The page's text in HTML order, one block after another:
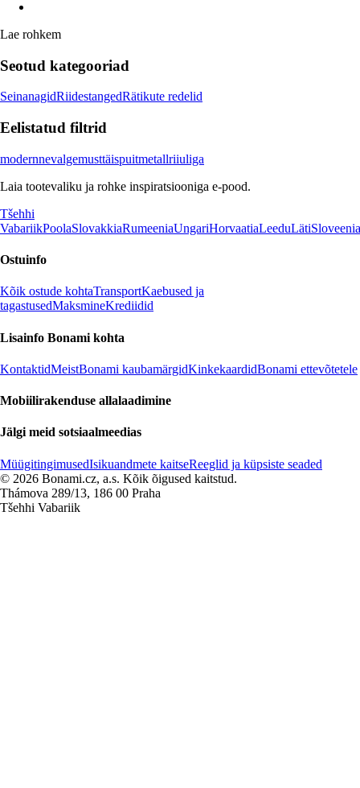
Lae rohkem
Seotud kategooriad
SeinanagidRiidestangedRätikute redelid
Eelistatud filtrid
modernnevalgemusttäispuitmetallriiuliga
Laia tootevaliku ja rohke inspiratsiooniga e-pood.
Tšehhi
VabariikPoolaSlovakkiaRumeeniaUngariHorvaatiaLeeduLätiSloveenia
Ostuinfo
Kõik ostude kohtaTransportKaebused ja
tagastusedMaksmineKrediidid
Lisainfo Bonami kohta
KontaktidMeistBonami kaubamärgidKinkekaardidBonami ettevõtetele
Mobiilirakenduse allalaadimine
Jälgi meid sotsiaalmeedias
MüügitingimusedIsikuandmete kaitseReeglid ja küpsiste seaded
© 2026 Bonami.cz, a.s. Kõik õigused kaitstud.
Thámova 289/13, 186 00 Praha
Tšehhi Vabariik